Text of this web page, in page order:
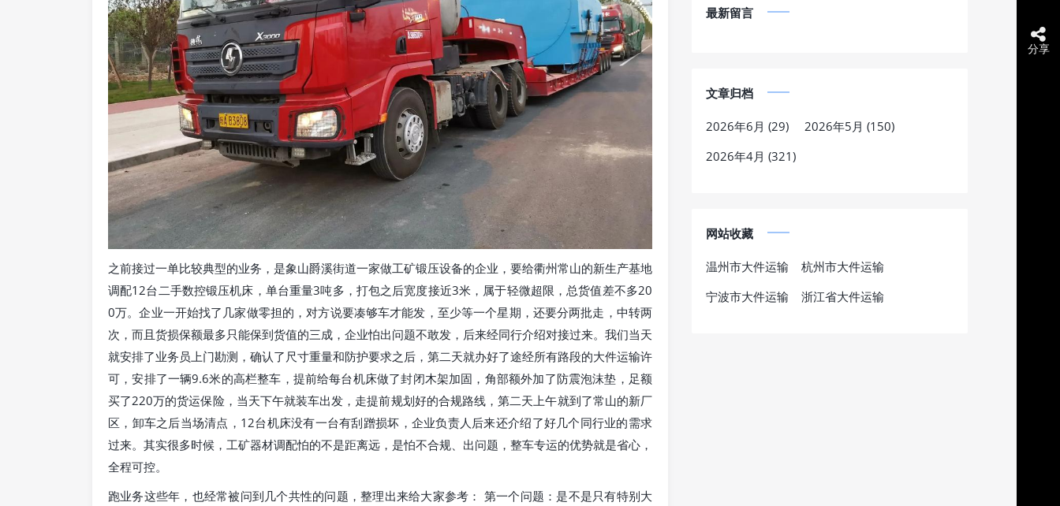
之前接过一单比较典型的业务，是象山爵溪街道一家做工矿锻压设备的企业，要给衢州常山的新生产基地
调配12台二手数控锻压机床，单台重量3吨多，打包之后宽度接近3米，属于轻微超限，总货值差不多20
0万。企业一开始找了几家做零担的，对方说要凑够车才能发，至少等一个星期，还要分两批走，中转两
次，而且货损保额最多只能保到货值的三成，企业怕出问题不敢发，后来经同行介绍对接过来。我们当天
就安排了业务员上门勘测，确认了尺寸重量和防护要求之后，第二天就办好了途经所有路段的大件运输许
可，安排了一辆9.6米的高栏整车，提前给每台机床做了封闭木架加固，角部额外加了防震泡沫垫，足额
买了220万的货运保险，当天下午就装车出发，走提前规划好的合规路线，第二天上午就到了常山的新厂
区，卸车之后当场清点，12台机床没有一台有刮蹭损坏，企业负责人后来还介绍了好几个同行业的需求
过来。其实很多时候，工矿器材调配怕的不是距离远，是怕不合规、出问题，整车专运的优势就是省心，
全程可控。
跑业务这些年，也经常被问到几个共性的问题，整理出来给大家参考： 第一个问题：是不是只有特别大
最新留言
文章归档
2026年6月 (29)
2026年5月 (150)
2026年4月 (321)
网站收藏
温州市大件运输
杭州市大件运输
宁波市大件运输
浙江省大件运输
分享